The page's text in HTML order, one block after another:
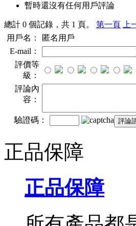
暫時還沒有任何用戶評論
總計 0 個記錄，共 1 頁。 第一頁 上
用戶名：
匿名用戶
E-mail：
評價等
級：
評論內
容：
驗證碼：
正品保障
正品保障